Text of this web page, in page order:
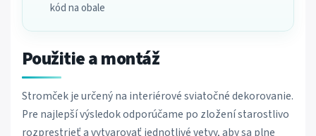
kód na obale
Použitie a montáž
Stromček je určený na interiérové sviatočné dekorovanie.
Pre najlepší výsledok odporúčame po zložení starostlivo
rozprestrieť a vytvarovať jednotlivé vetvy, aby sa plne